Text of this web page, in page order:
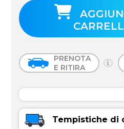
PRENOTA
E RITIRA
Tempistiche di